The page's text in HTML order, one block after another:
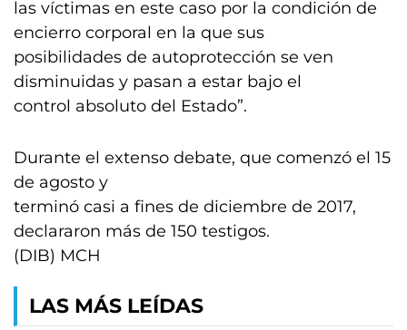
las víctimas en este caso por la condición de
encierro corporal en la que sus
posibilidades de autoprotección se ven
disminuidas y pasan a estar bajo el
control absoluto del Estado”.
Durante el extenso debate, que comenzó el 15
de agosto y
terminó casi a fines de diciembre de 2017,
declararon más de 150 testigos.
(DIB) MCH
LAS MÁS LEÍDAS